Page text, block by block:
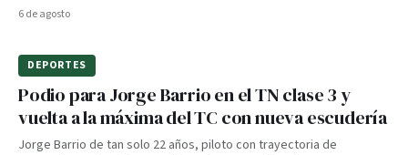
6 de agosto
DEPORTES
Podio para Jorge Barrio en el TN clase 3 y
vuelta a la máxima del TC con nueva escudería
Jorge Barrio de tan solo 22 años, piloto con trayectoria de